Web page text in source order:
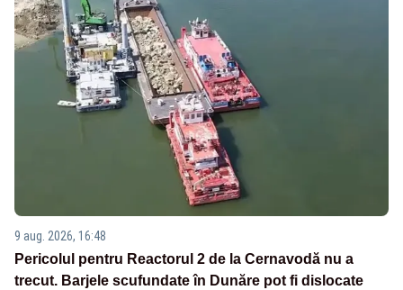
9 aug. 2026, 16:48
Pericolul pentru Reactorul 2 de la Cernavodă nu a
trecut. Barjele scufundate în Dunăre pot fi dislocate